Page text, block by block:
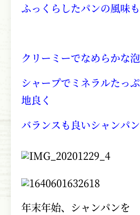
ふっくらしたパンの風味も
クリーミーでなめらかな泡
シャープでミネラルたっ
地良く
バランスも良いシャンパ
年末年始、シャンパンを